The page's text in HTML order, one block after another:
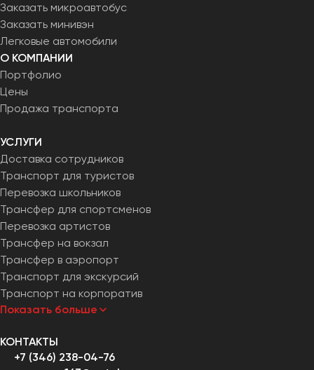
Заказать микроавтобус
Заказать минивэн
Легковые автомобили
О КОМПАНИИ
Портфолио
Цены
Продажа транспорта
УСЛУГИ
Доставка сотрудников
Транспорт для туристов
Перевозка школьников
Трансфер для спортсменов
Перевозка артистов
Трансфер на вокзал
Трансфер в аэропорт
Транспорт для экскурсий
Транспорт на корпоратив
Показать больше
КОНТАКТЫ
+7 (346) 238-04-76